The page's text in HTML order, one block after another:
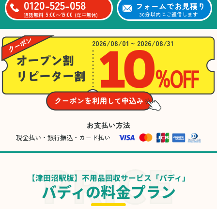
いても教えていただき、
今後の片付けにも役立つ
知識が増えました。また
何かあれば、ぜひお願い
したいと思っています。
心のこもったサービスを
ありがとうございまし
た。
0120-525-058
通話無料 9:00〜19:00 (年中無休)
フォームでお見積り
30分以内にご返信します
2026/08/01 ~ 2026/08/31
お支払い方法
現金払い・銀行振込・カード払い
【津田沼駅版】不用品回収サービス「バディ」
バディの料金プラン